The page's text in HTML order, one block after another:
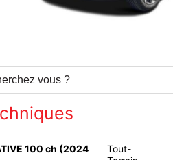
100 ch (2024
Tout-